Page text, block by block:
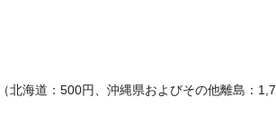
海道：500円、沖縄県およびその他離島：